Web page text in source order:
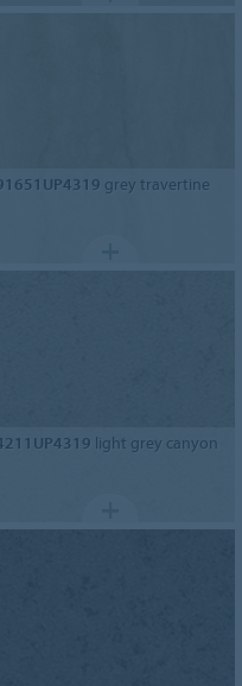
grey travertine
light grey canyon